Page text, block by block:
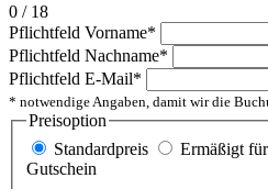
0 / 18
Pflichtfeld Vorname*
Pflichtfeld Nachname*
Pflichtfeld E-Mail*
* notwendige Angaben, damit wir die
Preisoption
Standardpreis
Ermäßigt
Gutschein